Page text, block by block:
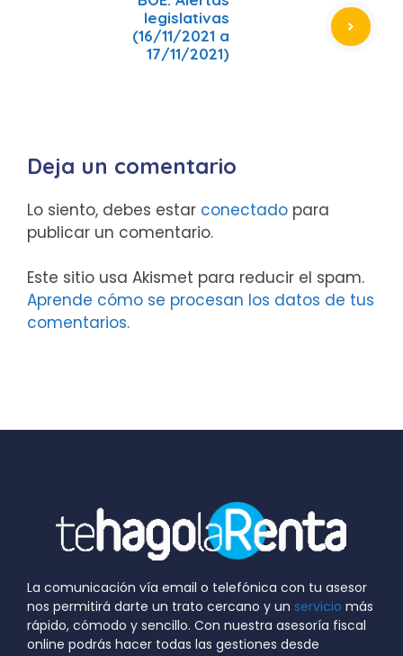
legislativas
(16/11/2021 a
17/11/2021)
Deja un comentario
Lo siento, debes estar conectado para
publicar un comentario.
Este sitio usa Akismet para reducir el spam.
Aprende cómo se procesan los datos de tus
comentarios.
La comunicación vía email o telefónica con tu asesor
nos permitirá darte un trato cercano y un servicio más
rápido, cómodo y sencillo. Con nuestra asesoría fiscal
online podrás hacer todas las gestiones desde